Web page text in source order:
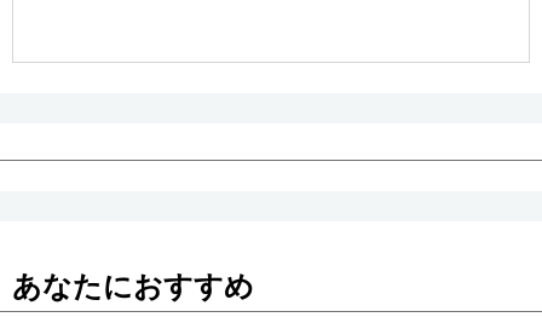
あなたにおすすめ